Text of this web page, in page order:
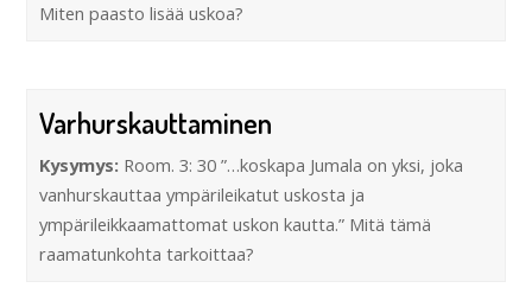
Miten paasto lisää uskoa?
Varhurskauttaminen
Kysymys: Room. 3: 30 ”…koskapa Jumala on yksi, joka
vanhurskauttaa ympärileikatut uskosta ja
ympärileikkaamattomat uskon kautta.” Mitä tämä
raamatunkohta tarkoittaa?